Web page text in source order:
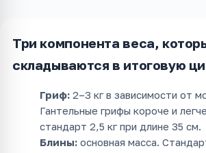
Три компонента веса,
складываются в итоговую
Гриф: 2–3 кг в зависимости от
Гантельные грифы короче и
стандарт 2,5 кг при длине 35 см.
Блины: основная масса.